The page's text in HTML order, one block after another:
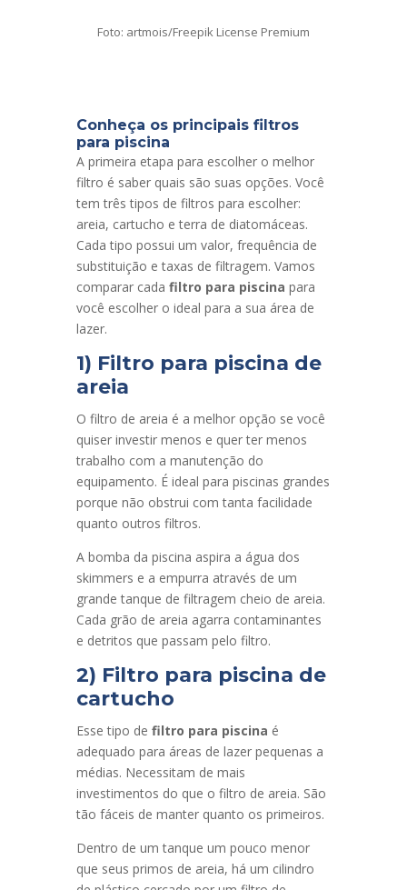
Foto: artmois/Freepik License Premium
Conheça os principais filtros
para piscina
A primeira etapa para escolher o melhor
filtro é saber quais são suas opções. Você
tem três tipos de filtros para escolher:
areia, cartucho e terra de diatomáceas.
Cada tipo possui um valor, frequência de
substituição e taxas de filtragem. Vamos
comparar cada filtro para piscina para
você escolher o ideal para a sua área de
lazer.
1) Filtro para piscina de
areia
O filtro de areia é a melhor opção se você
quiser investir menos e quer ter menos
trabalho com a manutenção do
equipamento. É ideal para piscinas grandes
porque não obstrui com tanta facilidade
quanto outros filtros.
A bomba da piscina aspira a água dos
skimmers e a empurra através de um
grande tanque de filtragem cheio de areia.
Cada grão de areia agarra contaminantes
e detritos que passam pelo filtro.
2) Filtro para piscina de
cartucho
Esse tipo de filtro para piscina é
adequado para áreas de lazer pequenas a
médias. Necessitam de mais
investimentos do que o filtro de areia. São
tão fáceis de manter quanto os primeiros.
Dentro de um tanque um pouco menor
que seus primos de areia, há um cilindro